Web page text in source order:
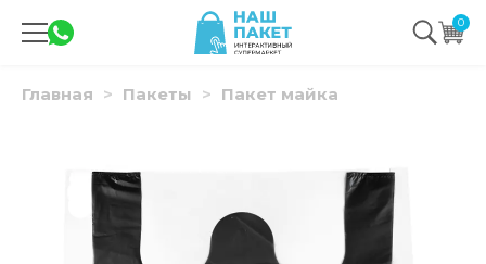
0
Главная Пакеты Пакет майка